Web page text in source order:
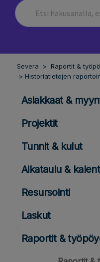
Severa Raportit &
Historiatietojen
Asiakkaat &
Projektit
Tunnit & kulut
Aikataulu &
Resursointi
Laskut
Raportit &